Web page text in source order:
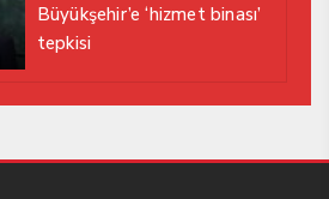
Büyükşehir’e ‘hizmet binası’
tepkisi